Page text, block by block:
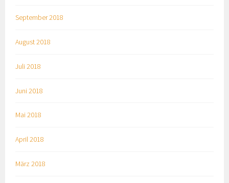
September 2018
August 2018
Juli 2018
Juni 2018
Mai 2018
April 2018
März 2018